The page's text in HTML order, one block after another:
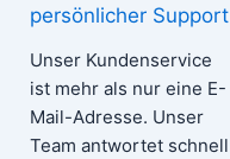
persönlicher Support
Unser Kundenservice
ist mehr als nur eine E-
Mail-Adresse. Unser
Team antwortet schnell